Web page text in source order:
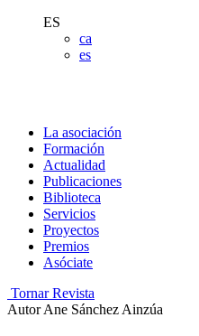
ES
ca
es
La asociación
Formación
Actualidad
Publicaciones
Biblioteca
Servicios
Proyectos
Premios
Asóciate
Tornar Revista
Autor Ane Sánchez Ainzúa